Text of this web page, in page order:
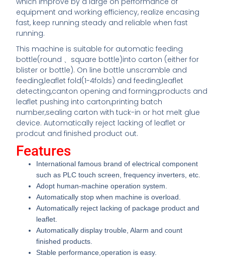
equipment and working efficiency, realize encasing
fast, keep running steady and reliable when fast
running.
This machine is suitable for automatic feeding
bottle(round 、square bottle)into carton (either for
blister or bottle). On line bottle unscramble and
feeding,leaflet fold(1-4folds) and feeding,leaflet
detecting,canton opening and forming,products and
leaflet pushing into carton,printing batch
number,sealing carton with tuck-in or hot melt glue
device. Automatically reject lacking of leaflet or
prodcut and finished product out.
Features
International famous brand of electrical component
such as PLC touch screen, frequency inverters, etc.
Adopt human-machine operation system.
Automatically stop when machine is overload.
Automatically reject lacking of package product and
leaflet.
Automatically display trouble, Alarm and count
finished products.
Stable performance,operation is easy.